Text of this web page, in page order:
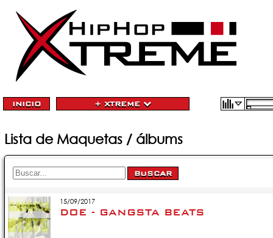
INICIO + XTREME
Lista de Maquetas / álbums
15/09/2017
DOE - GANGSTA BEATS